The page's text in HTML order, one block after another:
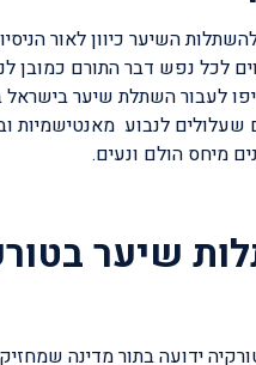
השיער כיוון לאור
לכל נפש דבר התורם כמובן
לעבור השתלת שיער
לנבוע מאנטישמיות
מיחס הולם ונעים.
שיער
ידועה בתור מדינה